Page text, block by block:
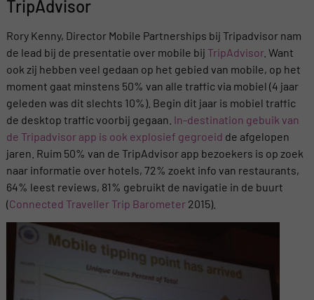
TripAdvisor
Rory Kenny, Director Mobile Partnerships bij Tripadvisor nam
de lead bij de presentatie over mobile bij TripAdvisor. Want
ook zij hebben veel gedaan op het gebied van mobile, op het
moment gaat minstens 50% van alle traffic via mobiel (4 jaar
geleden was dit slechts 10%). Begin dit jaar is mobiel traffic
de desktop traffic voorbij gegaan. In-destination gebuik van
de Tripadvisor app is ook explosief gegroeid de afgelopen
jaren. Ruim 50% van de TripAdvisor app bezoekers is op zoek
naar informatie over hotels, 72% zoekt info van restaurants,
64% leest reviews, 81% gebruikt de navigatie in de buurt
(Connected Traveller Trip Barometer 2015).